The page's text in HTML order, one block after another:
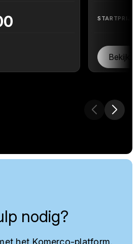
STARTPRIJS
Bekijk
nodig?
het Komerco-platform,